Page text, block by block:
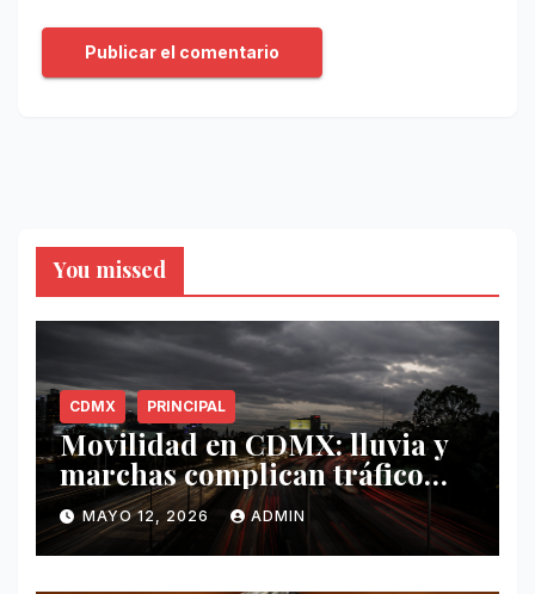
You missed
CDMX PRINCIPAL
Movilidad en CDMX: lluvia y
marchas complican tráfico
este 12 de mayo
MAYO 12, 2026 ADMIN